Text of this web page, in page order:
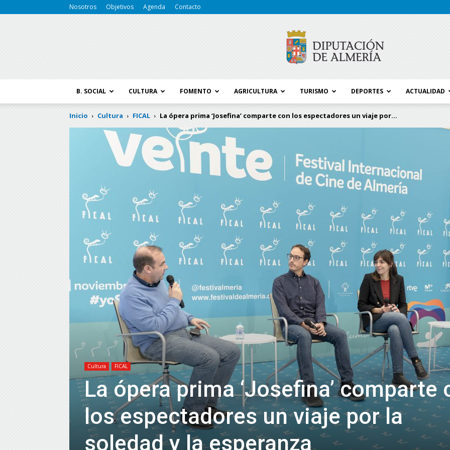
Nosotros Objetivos Agenda Contacto
Diputación
de
Almería
B. SOCIAL CULTURA FOMENTO AGRICULTURA TURISMO DEPORTES ACTUALIDAD
Inicio Cultura FICAL La ópera prima ‘Josefina’ comparte con los espectadores un viaje por...
Cultura FICAL
La ópera prima ‘Josefina’ comparte
los espectadores un viaje por la
soledad y la esperanza